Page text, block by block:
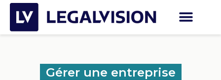
Gérer une entreprise